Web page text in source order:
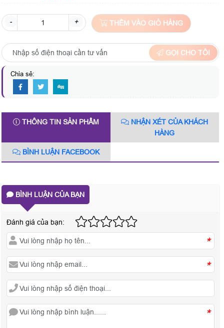
- + THÊM VÀO GIỎ HÀNG
GỌI CHO TÔI
Chia sẻ:
THÔNG TIN SẢN PHẨM
NHẬN XÉT CỦA KHÁCH
HÀNG
BÌNH LUẬN FACEBOOK
BÌNH LUẬN CỦA BẠN
Đánh giá của bạn:
*
*
*